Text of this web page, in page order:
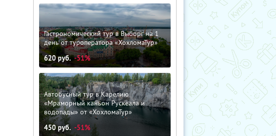
Гастрономический тур в Выборг на 1
день от туроператора «ХохломаТур»
620руб. -51%
Автобусный тур в Карелию
«Мраморный каньон Рускеала и
водопады» от «ХохломаТур»
450руб. -51%